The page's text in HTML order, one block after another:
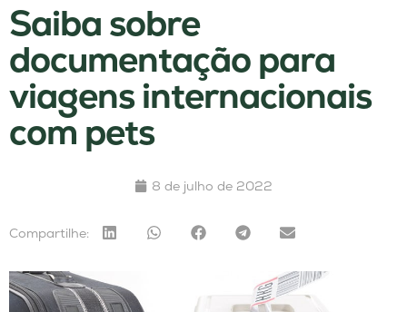
Saiba sobre
documentação para
viagens internacionais
com pets
8 de julho de 2022
Compartilhe: